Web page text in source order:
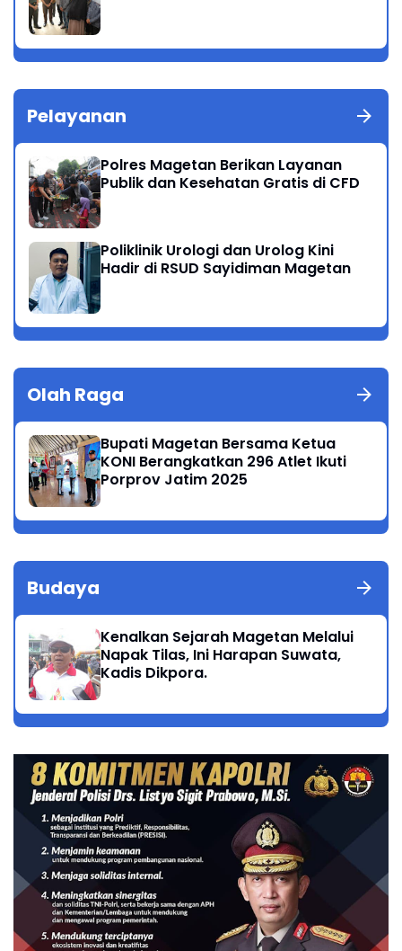
Pelayanan
Polres Magetan Berikan Layanan
Publik dan Kesehatan Gratis di CFD
Poliklinik Urologi dan Urolog Kini
Hadir di RSUD Sayidiman Magetan
Olah Raga
Bupati Magetan Bersama Ketua
KONI Berangkatkan 296 Atlet Ikuti
Porprov Jatim 2025
Budaya
Kenalkan Sejarah Magetan Melalui
Napak Tilas, Ini Harapan Suwata,
Kadis Dikpora.